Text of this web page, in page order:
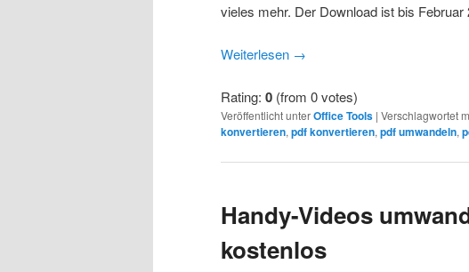
vieles mehr. Der Download ist bis Februar
Weiterlesen →
Rating: 0 (from 0 votes)
Veröffentlicht unterOffice Tools | Verschlagwortet
konvertieren,pdf konvertieren,pdf umwandeln,
Handy-Videos
kostenlos